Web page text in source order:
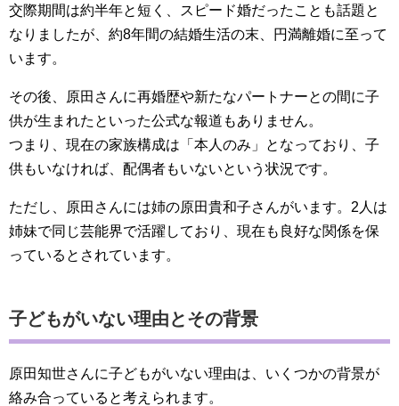
交際期間は約半年と短く、スピード婚だったことも話題と
なりましたが、約8年間の結婚生活の末、円満離婚に至って
います。
その後、原田さんに再婚歴や新たなパートナーとの間に子
供が生まれたといった公式な報道もありません。
つまり、現在の家族構成は「本人のみ」となっており、子
供もいなければ、配偶者もいないという状況です。
ただし、原田さんには姉の原田貴和子さんがいます。2人は
姉妹で同じ芸能界で活躍しており、現在も良好な関係を保
っているとされています。
子どもがいない理由とその背景
原田知世さんに子どもがいない理由は、いくつかの背景が
絡み合っていると考えられます。